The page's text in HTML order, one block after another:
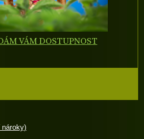
nároky)
VÁM DOSTUPNOST